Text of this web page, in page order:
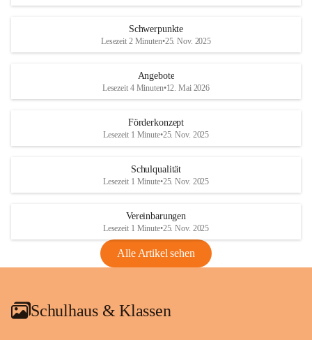
Schwerpunkte
Lesezeit 2 Minuten•25. Nov. 2025
Angebote
Lesezeit 4 Minuten•12. Mai 2026
Förderkonzept
Lesezeit 1 Minute•25. Nov. 2025
Schulqualität
Lesezeit 1 Minute•25. Nov. 2025
Vereinbarungen
Lesezeit 1 Minute•25. Nov. 2025
Alle Artikel sehen
Schulhaus & Klassen